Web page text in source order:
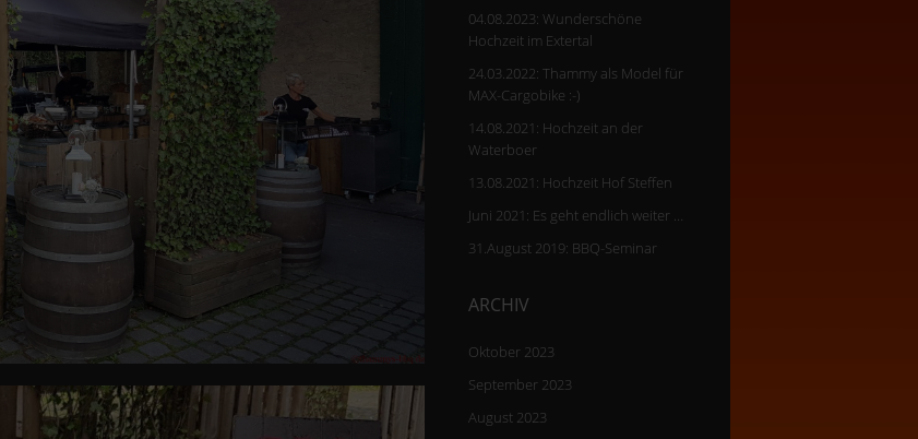
04.08.2023: Wunderschöne
Hochzeit im Extertal
24.03.2022: Thammy als Model für
MAX-Cargobike :-)
14.08.2021: Hochzeit an der
Waterboer
13.08.2021: Hochzeit Hof Steffen
Juni 2021: Es geht endlich weiter …
31.August 2019: BBQ-Seminar
ARCHIV
Oktober 2023
September 2023
August 2023